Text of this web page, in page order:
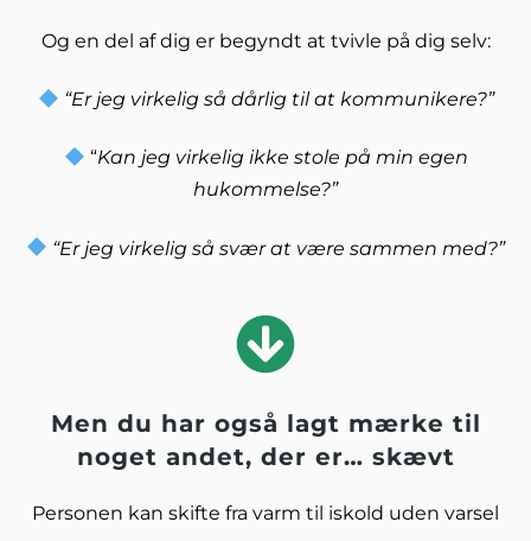
Og en del af dig er begyndt at tvivle på dig selv:
“Er jeg virkelig så dårlig til at kommunikere?”
“Kan jeg virkelig ikke stole på min egen
hukommelse?”
“Er jeg virkelig så svær at være sammen med?”
Men du har også lagt mærke til
noget andet, der er… skævt
Personen kan skifte fra varm til iskold uden varsel